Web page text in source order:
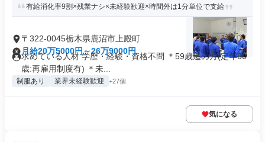
有給消化率9割×残業ナシ×未経験歓迎×時間外は1分単位で支給
〒322-0045栃木県鹿沼市上殿町
月給20万5000円～26万9000円
求めている人材 学歴・経験・資格不問 ＊59歳迄の方(定年60
歳:再雇用制度有) ＊未...
制服あり 業界未経験歓迎 +27個
気になる